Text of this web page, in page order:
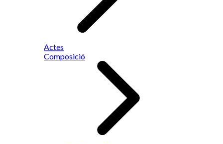
Actes
Composició